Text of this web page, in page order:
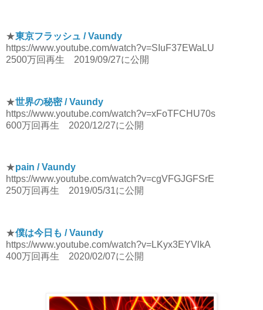
★東京フラッシュ / Vaundy
https://www.youtube.com/watch?v=SIuF37EWaLU
2500万回再生 2019/09/27に公開
★世界の秘密 / Vaundy
https://www.youtube.com/watch?v=xFoTFCHU70s
600万回再生 2020/12/27に公開
★pain / Vaundy
https://www.youtube.com/watch?v=cgVFGJGFSrE
250万回再生 2019/05/31に公開
★僕は今日も / Vaundy
https://www.youtube.com/watch?v=LKyx3EYVlkA
400万回再生 2020/02/07に公開